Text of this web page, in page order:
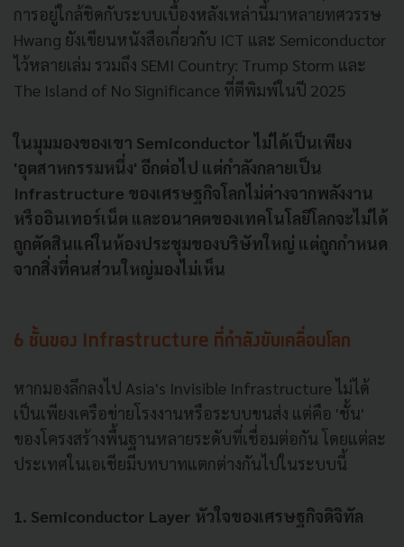
การอยู่ใกล้ชิดกับระบบเบื้องหลังเหล่านี้มาหลายทศวรรษ
Hwang ยังเขียนหนังสือเกี่ยวกับ ICT และ Semiconductor
ไว้หลายเล่ม รวมถึง SEMI Country: Trump Storm และ
The Island of No Significance ที่ตีพิมพ์ในปี 2025
ในมุมมองของเขา Semiconductor ไม่ได้เป็นเพียง
'อุตสาหกรรมหนึ่ง' อีกต่อไป แต่กำลังกลายเป็น
Infrastructure ของเศรษฐกิจโลกไม่ต่างจากพลังงาน
หรืออินเทอร์เน็ต และอนาคตของเทคโนโลยีโลกจะไม่ได้
ถูกตัดสินแค่ในห้องประชุมของบริษัทใหญ่ แต่ถูกกำหนด
จากสิ่งที่คนส่วนใหญ่มองไม่เห็น
6 ชั้นของ Infrastructure ที่กำลังขับเคลื่อนโลก
หากมองลึกลงไป Asia's Invisible Infrastructure ไม่ได้
เป็นเพียงเครือข่ายโรงงานหรือระบบขนส่ง แต่คือ 'ชั้น'
ของโครงสร้างพื้นฐานหลายระดับที่เชื่อมต่อกัน โดยแต่ละ
ประเทศในเอเชียมีบทบาทแตกต่างกันไปในระบบนี้
1. Semiconductor Layer หัวใจของเศรษฐกิจดิจิทัล